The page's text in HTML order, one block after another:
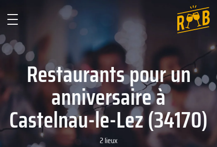
Restaurants pour un
anniversaire à
Castelnau-le-Lez (34170)
2 lieux